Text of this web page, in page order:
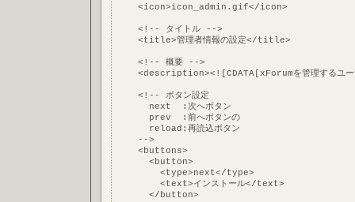
    <icon>icon_admin.gif</icon>
    <!-- タイトル -->
    <title>管理者情報の設定</title>
    <!-- 概要 -->
<description><![CDATA[xForumを管理するユー
    <!-- ボタン設定
      next  :次へボタン
      prev  :前へボタンの
      reload:再読込ボタン
    -->
    <buttons>
      <button>
        <type>next</type>
        <text>インストール</text>
      </button>